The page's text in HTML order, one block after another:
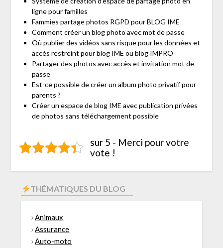
ligne pour familles
Fammies partage photos RGPD pour BLOG IME
Comment créer un blog photo avec mot de passe
Où publier des vidéos sans risque pour les données et
accès restreint pour blog IME ou blog IMPRO
Partager des photos avec accès et invitation mot de
passe
Est-ce possible de créer un album photo privatif pour
parents ?
Créer un espace de blog IME avec publication privées
de photos sans téléchargement possible
sur 5 - Merci pour votre
vote !
THÉMATIQUES DU BLOG
›Animaux
›Assurance
›Auto-moto